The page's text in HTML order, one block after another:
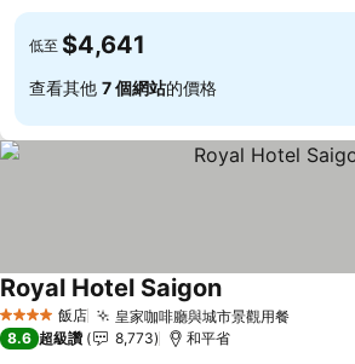
低至 $4,641
查看其他 7 個網站的價格
4 星級 飯店 皇家咖啡廳與城市景觀用餐查看價格
Royal Hotel Saigon查看價格
8.6 超級讚 8,773 和平省